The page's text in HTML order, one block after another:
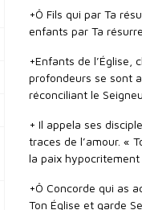
+Ô Fils qui par Ta
enfants par Ta
+Enfants de l’Église,
profondeurs se sont
réconciliant le
+ Il appela ses
traces de l’amour. «
la paix
+Ô Concorde qui as
Ton Église et garde